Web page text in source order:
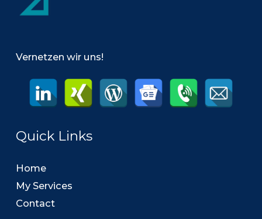
Vernetzen wir uns!
Quick Links
Home
My Services
Contact